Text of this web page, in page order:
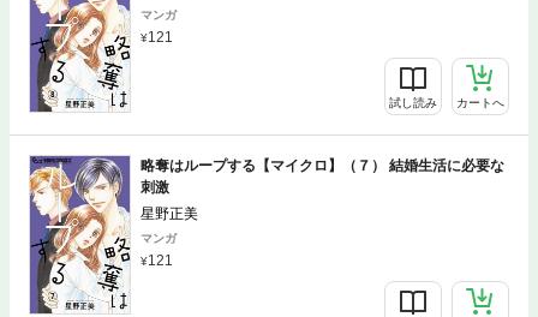
マンガ
121
試し読み カートへ
略奪はループする【マイクロ】（７） 結婚生活に必要な
刺激
星野正美
マンガ
121